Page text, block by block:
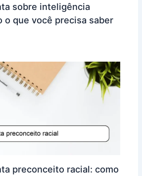
sobre inteligência
o que você precisa saber
preconceito racial: como